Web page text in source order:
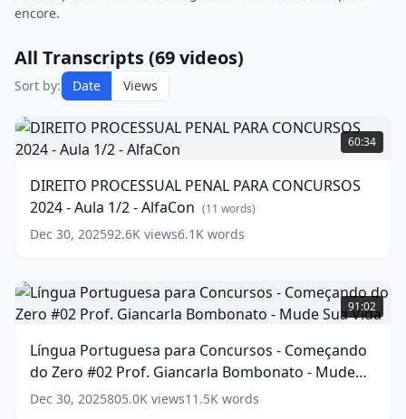
encore.
All Transcripts (69videos)
Sort by: Date
Views
DIREITO
PROCESSUAL
PENAL
CONCURSOS
2024
Aula
-
AlfaCon ( 11
words)
60:34
DIREITO PROCESSUAL PENAL PARA CONCURSOS
2024 - Aula 1/2 - AlfaCon (11 words)
Dec 30, 202592.6K views6.1K words
Língua
Portuguesa
para
Começando
do
Zero
91:02
Língua Portuguesa para Concursos - Começando
do Zero #02 Prof. Giancarla Bombonato - Mude
Sua Vida (16words)
Dec 30, 2025805.0K views11.5K words